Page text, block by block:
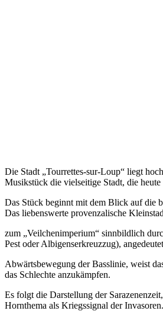
Die Stadt „Tourrettes-sur-Loup“ liegt
Musikstück die vielseitige Stadt, die
Das Stück beginnt mit dem Blick auf die
Das liebenswerte provenzalische
zum „Veilchenimperium“ sinnbildlich
Pest oder Albigenserkreuzzug),
Abwärtsbewegung der Basslinie, weist
das Schlechte anzukämpfen.
Es folgt die Darstellung der
Hornthema als Kriegssignal der Invasoren.